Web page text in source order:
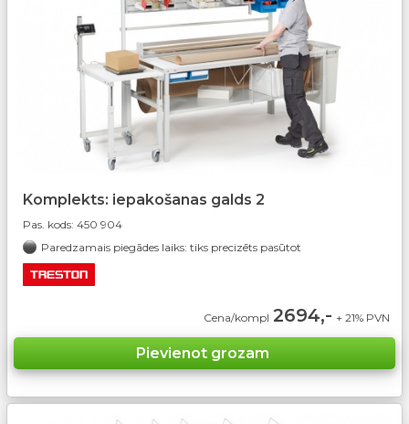
Komplekts: iepakošanas galds 2
Pas. kods: 450 904
Paredzamais piegādes laiks: tiks precizēts pasūtot
Cena/kompl 2694,- + 21% PVN